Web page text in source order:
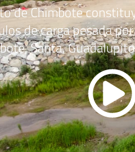
de Chimbote
de carga pesada
Santa,